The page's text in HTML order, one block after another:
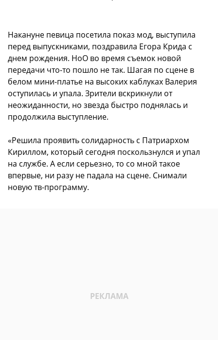
Накануне певица посетила показ мод, выступила
перед выпускниками, поздравила Егора Крида с
днем рождения. НоО во время съемок новой
передачи что-то пошло не так. Шагая по сцене в
белом мини-платье на высоких каблуках Валерия
оступилась и упала. Зрители вскрикнули от
неожиданности, но звезда быстро поднялась и
продолжила выступление.
«Решила проявить солидарность с Патриархом
Кириллом, который сегодня поскользнулся и упал
на службе. А если серьезно, то со мной такое
впервые, ни разу не падала на сцене. Снимали
новую тв-программу.